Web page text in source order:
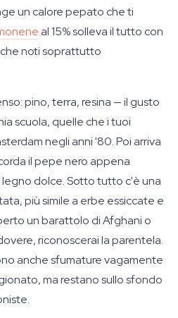
un calore pepato che ti
al 15% solleva il tutto con
noti soprattutto
pino, terra, resina — il gusto
scuola, quelle che i tuoi
negli anni '80. Poi arriva
il pepe nero appena
dolce. Sotto tutto c'è una
più simile a erbe essiccate e
un barattolo di Afghani o
riconoscerai la parentela.
anche sfumature vagamente
ma restano sullo sfondo